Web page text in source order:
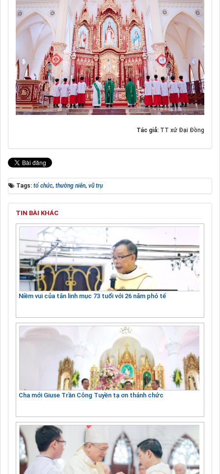
Tác giả: TT xứ Đại Đồng
Tags: tổ chức, thường niên, vũ trụ
TIN BÀI KHÁC
Niềm vui của tân linh mục 73 tuổi với 26 năm phó tế
Cha mới Giuse Trần Công Tuyền tạ ơn thánh chức